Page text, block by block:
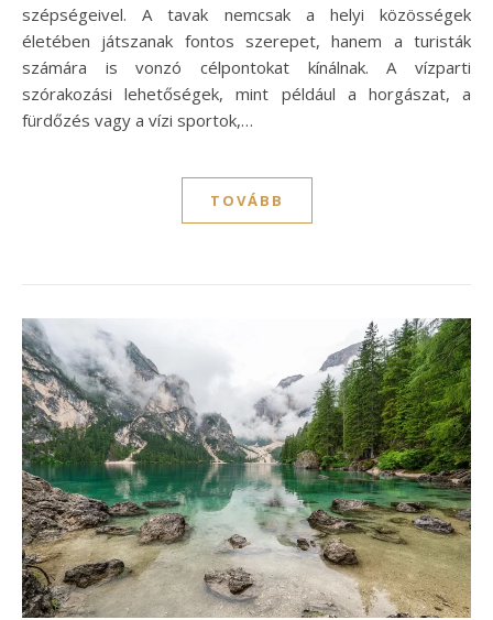
szépségeivel. A tavak nemcsak a helyi közösségek
életében játszanak fontos szerepet, hanem a turisták
számára is vonzó célpontokat kínálnak. A vízparti
szórakozási lehetőségek, mint például a horgászat, a
fürdőzés vagy a vízi sportok,…
TOVÁBB